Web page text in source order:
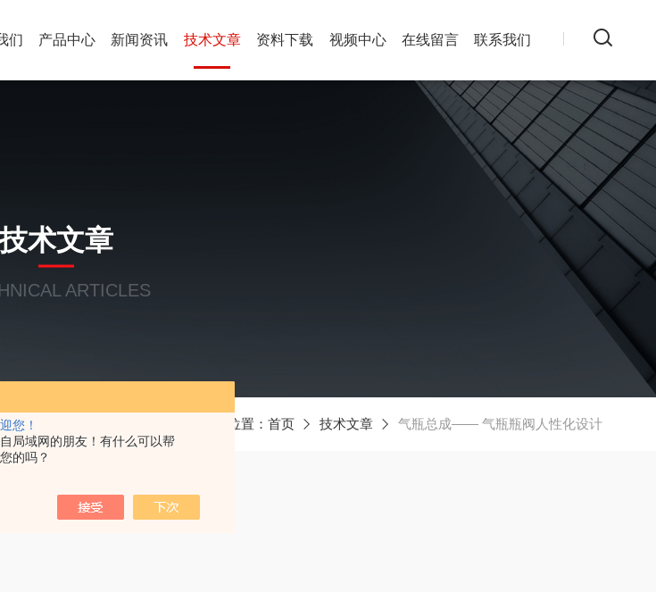
您！
局域网的朋友！有什么可以帮
的吗？
们 产品中心 新闻资讯 技术文章 资料下载 视频中心 在线留言 联系我们
技术文章
ARTICLES
当前位置： 首页 技术文章 气瓶总成—— 气瓶瓶阀人性化设计